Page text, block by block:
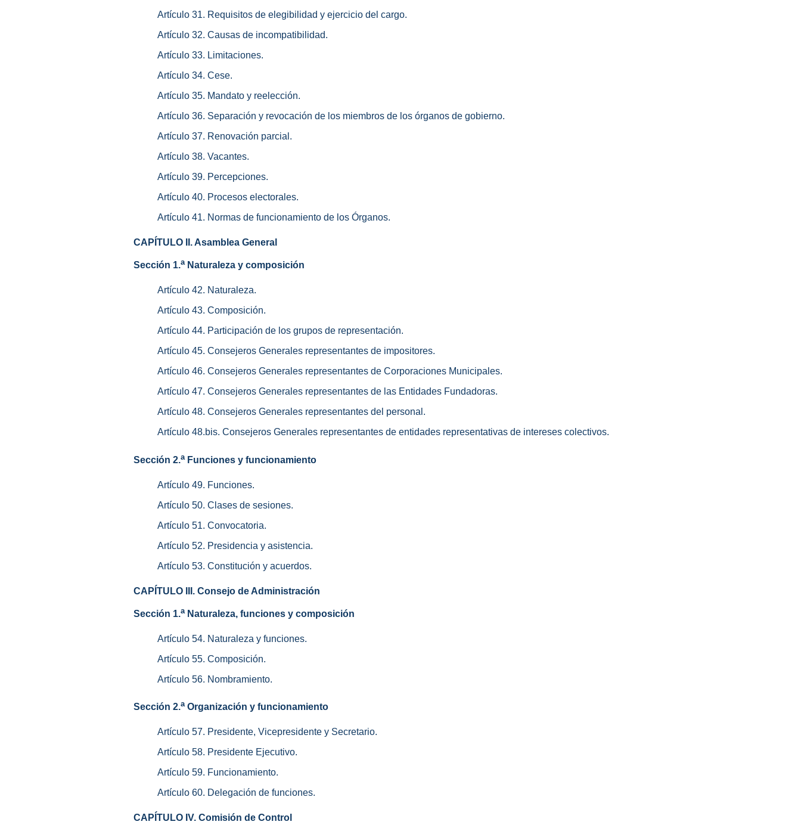
Artículo 31. Requisitos de elegibilidad y ejercicio del cargo.
Artículo 32. Causas de incompatibilidad.
Artículo 33. Limitaciones.
Artículo 34. Cese.
Artículo 35. Mandato y reelección.
Artículo 36. Separación y revocación de los miembros de los órganos de gobierno.
Artículo 37. Renovación parcial.
Artículo 38. Vacantes.
Artículo 39. Percepciones.
Artículo 40. Procesos electorales.
Artículo 41. Normas de funcionamiento de los Órganos.
CAPÍTULO II. Asamblea General
Sección 1.a Naturaleza y composición
Artículo 42. Naturaleza.
Artículo 43. Composición.
Artículo 44. Participación de los grupos de representación.
Artículo 45. Consejeros Generales representantes de impositores.
Artículo 46. Consejeros Generales representantes de Corporaciones Municipales.
Artículo 47. Consejeros Generales representantes de las Entidades Fundadoras.
Artículo 48. Consejeros Generales representantes del personal.
Artículo 48.bis. Consejeros Generales representantes de entidades representativas de intereses colectivos.
Sección 2.a Funciones y funcionamiento
Artículo 49. Funciones.
Artículo 50. Clases de sesiones.
Artículo 51. Convocatoria.
Artículo 52. Presidencia y asistencia.
Artículo 53. Constitución y acuerdos.
CAPÍTULO III. Consejo de Administración
Sección 1.a Naturaleza, funciones y composición
Artículo 54. Naturaleza y funciones.
Artículo 55. Composición.
Artículo 56. Nombramiento.
Sección 2.a Organización y funcionamiento
Artículo 57. Presidente, Vicepresidente y Secretario.
Artículo 58. Presidente Ejecutivo.
Artículo 59. Funcionamiento.
Artículo 60. Delegación de funciones.
CAPÍTULO IV. Comisión de Control